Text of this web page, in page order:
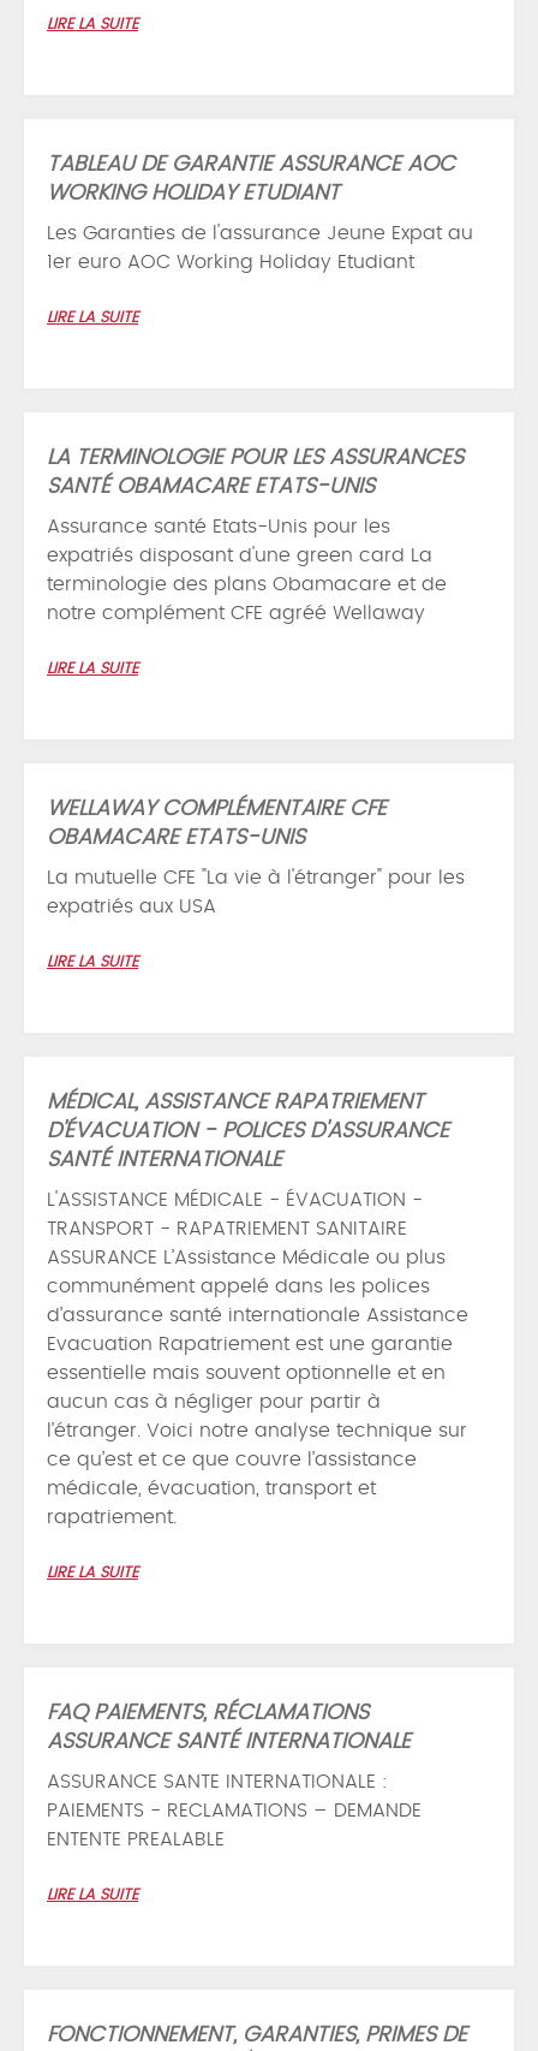
LIRE LA SUITE
TABLEAU DE GARANTIE ASSURANCE AOC
WORKING HOLIDAY ETUDIANT
Les Garanties de l'assurance Jeune Expat au
1er euro AOC Working Holiday Etudiant
LIRE LA SUITE
LA TERMINOLOGIE POUR LES ASSURANCES
SANTÉ OBAMACARE ETATS-UNIS
Assurance santé Etats-Unis pour les
expatriés disposant d'une green card La
terminologie des plans Obamacare et de
notre complément CFE agréé Wellaway
LIRE LA SUITE
WELLAWAY COMPLÉMENTAIRE CFE
OBAMACARE ETATS-UNIS
La mutuelle CFE "La vie à l'étranger" pour les
expatriés aux USA
LIRE LA SUITE
MÉDICAL, ASSISTANCE RAPATRIEMENT
D'ÉVACUATION - POLICES D'ASSURANCE
SANTÉ INTERNATIONALE
L'ASSISTANCE MÉDICALE - ÉVACUATION -
TRANSPORT - RAPATRIEMENT SANITAIRE
ASSURANCE L’Assistance Médicale ou plus
communément appelé dans les polices
d’assurance santé internationale Assistance
Evacuation Rapatriement est une garantie
essentielle mais souvent optionnelle et en
aucun cas à négliger pour partir à
l’étranger. Voici notre analyse technique sur
ce qu’est et ce que couvre l’assistance
médicale, évacuation, transport et
rapatriement.
LIRE LA SUITE
FAQ PAIEMENTS, RÉCLAMATIONS
ASSURANCE SANTÉ INTERNATIONALE
ASSURANCE SANTE INTERNATIONALE :
PAIEMENTS - RECLAMATIONS – DEMANDE
ENTENTE PREALABLE
LIRE LA SUITE
FONCTIONNEMENT, GARANTIES, PRIMES DE